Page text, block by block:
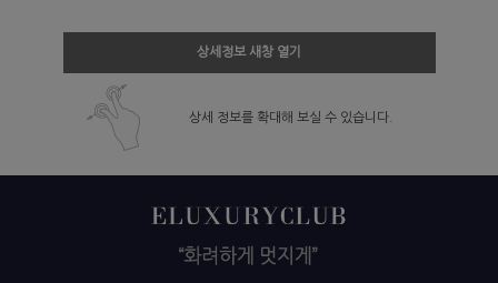
상세정보 새창 열기
상세 정보를 확대해 보실 수 있습니다.